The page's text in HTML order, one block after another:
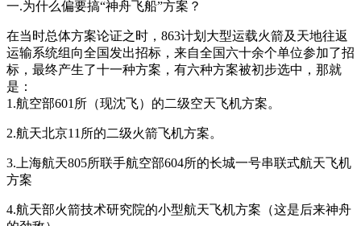
一.为什么偏要搞“神舟飞船”方案？
在当时总体方案论证之时，863计划大型运载火箭及天地往返
运输系统组向全国发出招标，来自全国六十余个单位参加了招
标，最终产生了十一种方案，有六种方案被初步选中，那就
是：
1.航空部601所（现沈飞）的二级空天飞机方案。
2.航天北京11所的二级火箭飞机方案。
3.上海航天805所联手航空部604所的长城一号串联式航天飞机
方案
4.航天部火箭技术研究院的小型航天飞机方案（这是后来神舟